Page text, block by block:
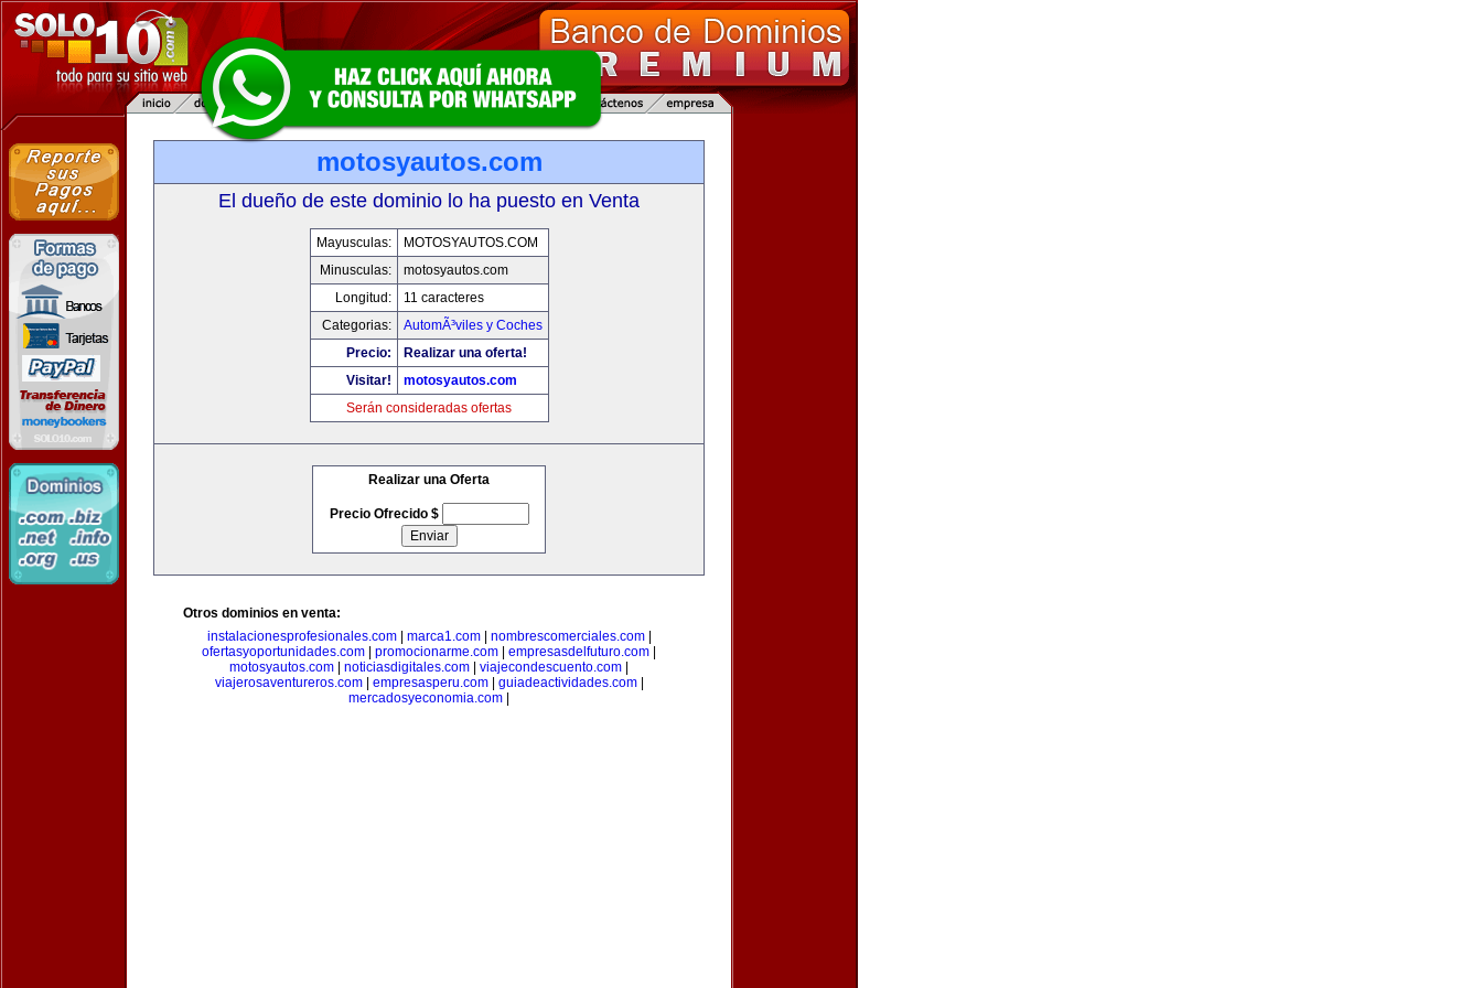
motosyautos.com
El dueño de este dominio lo ha puesto en Venta
Mayusculas:
MOTOSYAUTOS.COM
Minusculas:
motosyautos.com
Longitud:
11 caracteres
Categorias:
AutomÃ³viles y Coches
Precio:
Realizar una oferta!
Visitar!
motosyautos.com
Serán consideradas ofertas
Realizar una Oferta
Precio Ofrecido $
Otros dominios en venta:
instalacionesprofesionales.com| marca1.com| nombrescomerciales.com|
ofertasyoportunidades.com
promocionarme.com empresasdelfuturo.com
motosyautos.com
noticiasdigitales.com viajecondescuento.com
viajerosaventureros.com| empresasperu.com| guiadeactividades.com|
mercadosyeconomia.com